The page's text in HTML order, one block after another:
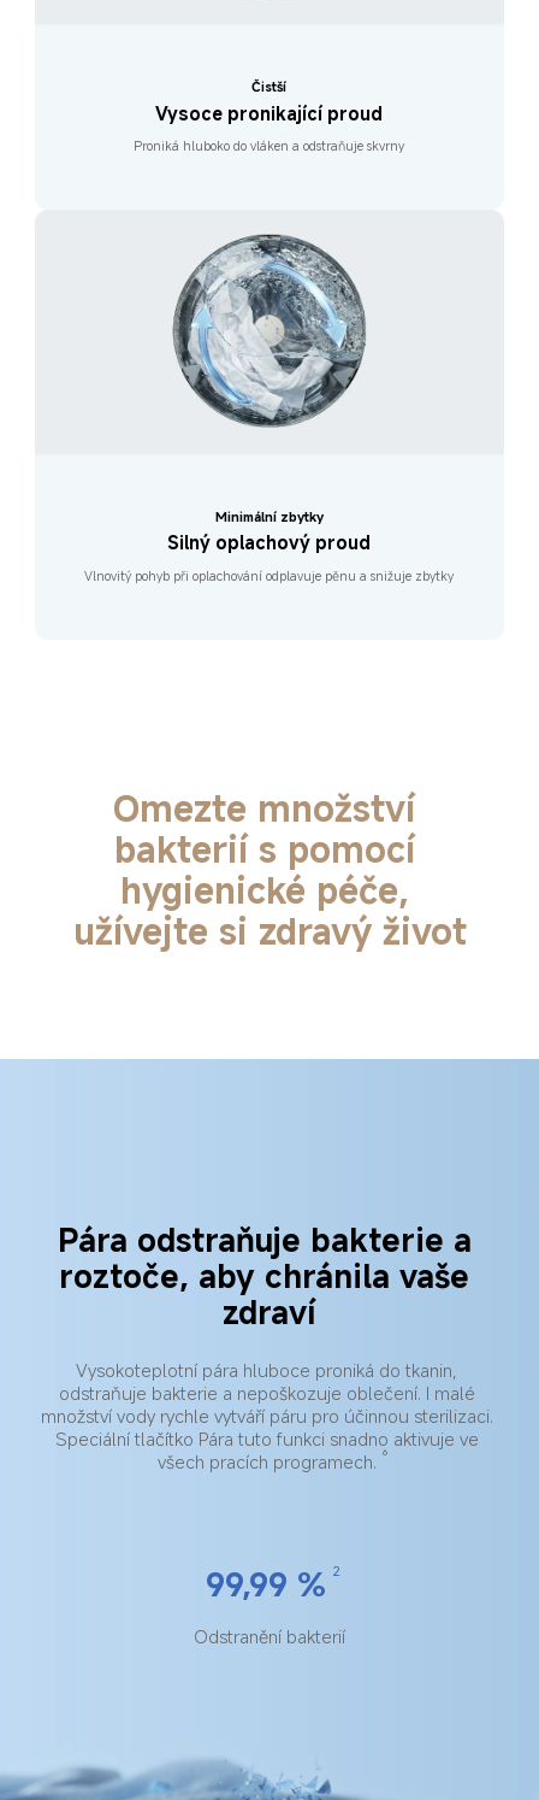
Čistší
Vysoce pronikající proud
Proniká hluboko do vláken a odstraňuje skvrny
Minimální zbytky
Silný oplachový proud
Vlnovitý pohyb při oplachování odplavuje pěnu a snižuje zbytky
Omezte množství
bakterií s pomocí
hygienické péče,
užívejte si zdravý život
Pára odstraňuje bakterie a
roztoče, aby chránila vaše
zdraví
Vysokoteplotní pára hluboce proniká do tkanin,
odstraňuje bakterie a nepoškozuje oblečení. I malé
množství vody rychle vytváří páru pro účinnou sterilizaci.
Speciální tlačítko Pára tuto funkci snadno aktivuje ve
všech pracích programech. 6
99,99 % 2
Odstranění bakterií